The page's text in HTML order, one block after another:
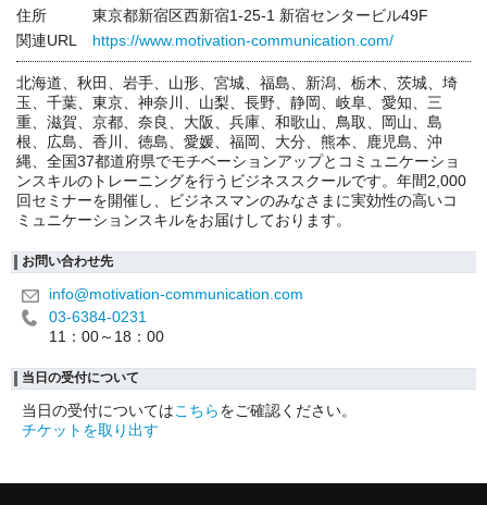
住所
東京都新宿区西新宿1-25-1 新宿センタービル49F
関連URL
https://www.motivation-communication.com/
北海道、秋田、岩手、山形、宮城、福島、新潟、栃木、茨城、埼
玉、千葉、東京、神奈川、山梨、長野、静岡、岐阜、愛知、三
重、滋賀、京都、奈良、大阪、兵庫、和歌山、鳥取、岡山、島
根、広島、香川、徳島、愛媛、福岡、大分、熊本、鹿児島、沖
縄、全国37都道府県でモチベーションアップとコミュニケーショ
ンスキルのトレーニングを行うビジネススクールです。年間2,000
回セミナーを開催し、ビジネスマンのみなさまに実効性の高いコ
ミュニケーションスキルをお届けしております。
お問い合わせ先
info@motivation-communication.com
03-6384-0231
11：00～18：00
当日の受付について
当日の受付についてはこちらをご確認ください。
チケットを取り出す